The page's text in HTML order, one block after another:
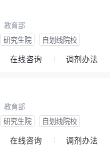
教育部
研究生院 自划线院校
在线咨询 调剂办法
教育部
研究生院 自划线院校
在线咨询 调剂办法